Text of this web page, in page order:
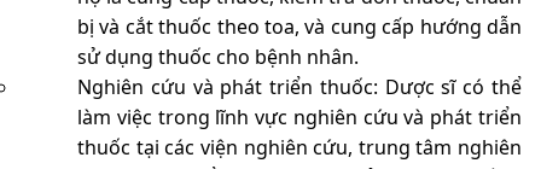
bị và cắt thuốc theo toa, và cung cấp hướng dẫn
sử dụng thuốc cho bệnh nhân.
Nghiên cứu và phát triển thuốc: Dược sĩ có thể
làm việc trong lĩnh vực nghiên cứu và phát triển
thuốc tại các viện nghiên cứu, trung tâm nghiên